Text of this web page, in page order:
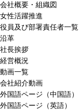
会社概要・組織図
女性活躍推進
役員及び部署責任者一覧
沿革
社長挨拶
経営概況
動画一覧
会社紹介動画
外国語ページ（中国語）
外国語ページ（英語）